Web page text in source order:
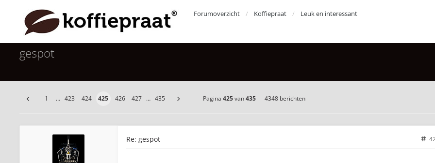
Forumoverzicht Koffiepraat Leuk en interessant
gespot
1 … 423 424 425 426 427 … 435 Pagina 425van435 4348 berichten
Re: gespot